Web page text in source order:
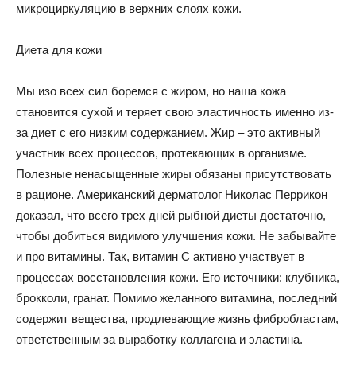
микроциркуляцию в верхних слоях кожи.
Диета для кожи
Мы изо всех сил боремся с жиром, но наша кожа
становится сухой и теряет свою эластичность именно из-
за диет с его низким содержанием. Жир – это активный
участник всех процессов, протекающих в организме.
Полезные ненасыщенные жиры обязаны присутствовать
в рационе. Американский дерматолог Николас Перрикон
доказал, что всего трех дней рыбной диеты достаточно,
чтобы добиться видимого улучшения кожи. Не забывайте
и про витамины. Так, витамин С активно участвует в
процессах восстановления кожи. Его источники: клубника,
брокколи, гранат. Помимо желанного витамина, последний
содержит вещества, продлевающие жизнь фибробластам,
ответственным за выработку коллагена и эластина.